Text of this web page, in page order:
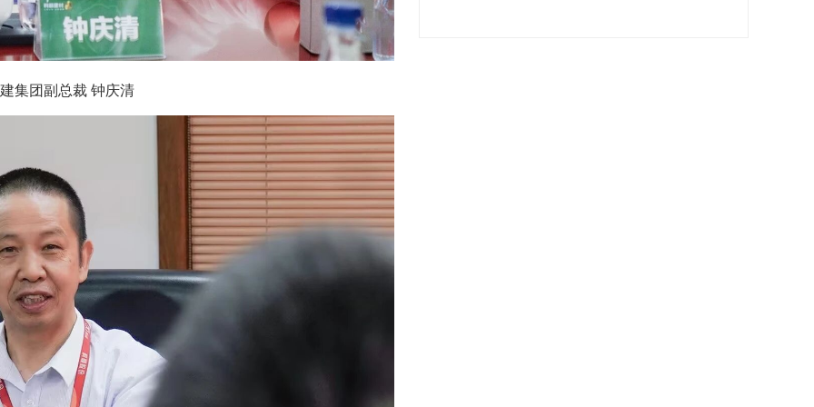
集团副总裁 钟庆清